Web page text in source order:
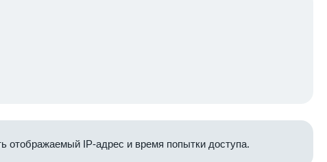
отображаемый IP-адрес и время попытки доступа.